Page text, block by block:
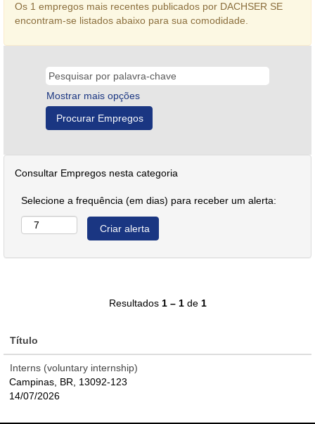
Os 1 empregos mais recentes publicados por DACHSER SE
encontram-se listados abaixo para sua comodidade.
Mostrar mais opções
Consultar Empregos nesta categoria
Selecione a frequência (em dias) para receber um alerta:
Resultados 1 – 1de 1
Título
Interns (voluntary internship)
Campinas, BR, 13092-123
14/07/2026